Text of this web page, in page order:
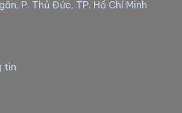
P. Thủ Đức, TP. Hồ Chí Minh
tin